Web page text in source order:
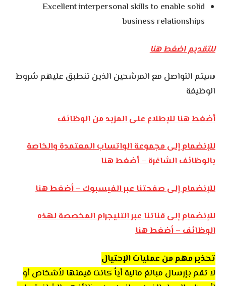
Excellent interpersonal skills to enable solid
business relationships
للتقديم اضغط هنا
سيتم التواصل مع المرشحين الذين تنطبق عليهم شروط
الوظيفة
أضغط هنا للإطلاع على المزيد من الوظائف
للإنضمام إلى مجموعة الواتساب المعتمدة والخاصة
بالوظائف الشاغرة – أضغط هنا
للإنضمام إلى صفحتنا عبر الفيسبوك – أضغط هنا
للإنضمام إلى قناتنا عبر التليجرام المخصصة لهذه
الوظائف – أضغط هنا
تحذير مهم من عمليات الإحتيال
لا تقم بإرسال مبالغ مالية أياً كانت قيمتها لأشخاص أو